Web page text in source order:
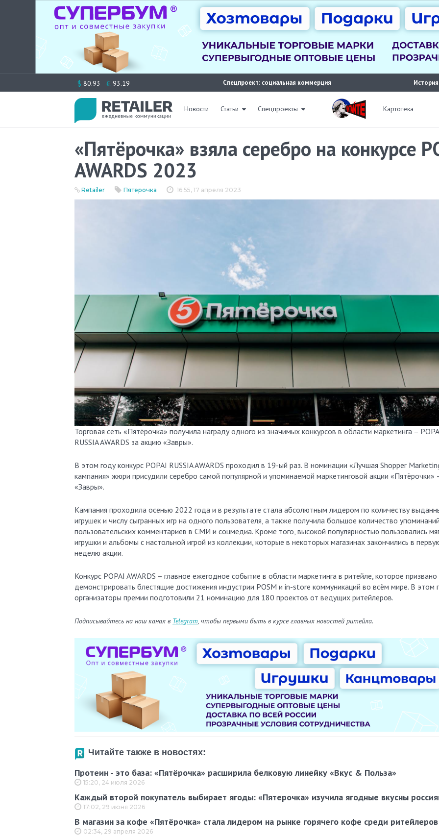
к
$ 80.93 € 93.19 Спецпроект: социальная коммерция
Новости Статьи Спецпроекты Картотека
«Пятёрочка» взяла серебро на конкурсе
AWARDS 2023
16:55, 17 апреля 2023
Retailer Пятерочка
Торговая сеть «Пятёрочка» получила награду одного из значимых конкурсов в области маркетинга – POPAI
RUSSIA AWARDS за акцию «Завры».
В этом году конкурс POPAI RUSSIA AWARDS проходил в 19-ый раз. В номинации «Лучшая Shopper
кампания» жюри присудили серебро самой популярной и упоминаемой маркетинговой акции «Пятёрочки»
«Завры».
Кампания проходила осенью 2022 года и в результате стала абсолютным лидером по количеству
игрушек и числу сыгранных игр на одного пользователя, а также получила большое количество
пользовательских комментариев в СМИ и соцмедиа. Кроме того, высокой популярностью пользовались
игрушки и альбомы с настольной игрой из коллекции, которые в некоторых магазинах закончились в
неделю акции.
Конкурс POPAI AWARDS – главное ежегодное событие в области маркетинга в ритейле, которое призвано
демонстрировать блестящие достижения индустрии POSM и in-store коммуникаций во всём мире. В этом
организаторы премии подготовили 21 номинацию для 180 проектов от ведущих ритейлеров.
Подписывайтесь на наш канал в Telegram, чтобы первыми быть в курсе главных новостей ритейла.
Читайте также в новостях:
Протеин - это база: «Пятёрочка» расширила белковую линейку «Вкус & Польза»
15:20, 24 июля 2026
Каждый второй покупатель выбирает ягоды: «Пятерочка» изучила ягодные вкусны
17:02, 29 июня 2026
В магазин за кофе «Пятёрочка» стала лидером на рынке горячего кофе среди ритейлеров
02:34, 29 апреля 2026